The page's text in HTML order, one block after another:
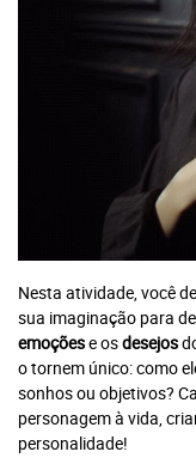
Nesta atividade, você
sua imaginação para
emoçõese osdesejos
o tornem único: como
sonhos ou objetivos?
personagem à vida,
personalidade!